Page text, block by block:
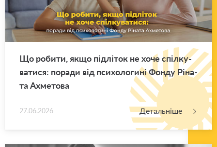
Що ро­би­ти, якщо під­лі­ток не хоче спіл­ку­
ва­ти­ся: по­ра­ди від пси­хо­ло­ги­ні Фонду Рі­на­
та Ахме­то­ва
27.06.2026 Детальніше